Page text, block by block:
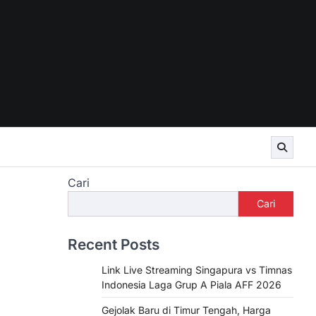
Cari
Cari
Recent Posts
Link Live Streaming Singapura vs Timnas
Indonesia Laga Grup A Piala AFF 2026
Gejolak Baru di Timur Tengah, Harga